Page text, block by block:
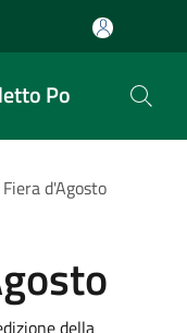
Po
d'Agosto
della